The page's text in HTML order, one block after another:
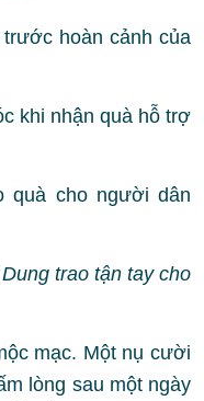
trao tận tay cho
mạc. Một nụ cười
lòng sau một ngày